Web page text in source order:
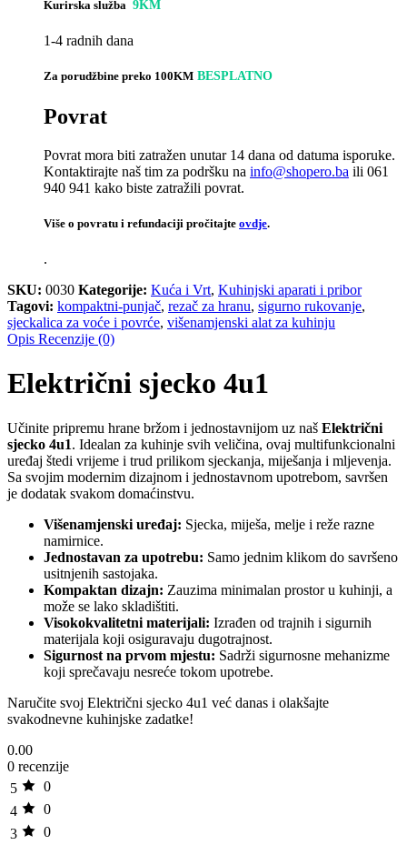
Kurirska služba 9KM
1-4 radnih dana
Za porudžbine preko 100KM BESPLATNO
Povrat
Povrat mora biti zatražen unutar 14 dana od datuma isporuke.
Kontaktirajte naš tim za podršku na info@shopero.ba ili 061
940 941 kako biste zatražili povrat.
Više o povratu i refundaciji pročitajte ovdje.
.
SKU: 0030 Kategorije: Kuća i Vrt, Kuhinjski aparati i pribor
Tagovi: kompaktni-punjač, rezač za hranu, sigurno rukovanje,
sjeckalica za voće i povrće, višenamjenski alat za kuhinju
Opis Recenzije (0)
Električni sjecko 4u1
Učinite pripremu hrane bržom i jednostavnijom uz naš Električni
sjecko 4u1. Idealan za kuhinje svih veličina, ovaj multifunkcionalni
uređaj štedi vrijeme i trud prilikom sjeckanja, miješanja i mljevenja.
Sa svojim modernim dizajnom i jednostavnom upotrebom, savršen
je dodatak svakom domaćinstvu.
Višenamjenski uređaj: Sjecka, miješa, melje i reže razne
namirnice.
Jednostavan za upotrebu: Samo jednim klikom do savršeno
usitnjenih sastojaka.
Kompaktan dizajn: Zauzima minimalan prostor u kuhinji, a
može se lako skladištiti.
Visokokvalitetni materijali: Izrađen od trajnih i sigurnih
materijala koji osiguravaju dugotrajnost.
Sigurnost na prvom mjestu: Sadrži sigurnosne mehanizme
koji sprečavaju nesreće tokom upotrebe.
Naručite svoj Električni sjecko 4u1 već danas i olakšajte
svakodnevne kuhinjske zadatke!
0.00
0 recenzije
5
0
4
0
3
0